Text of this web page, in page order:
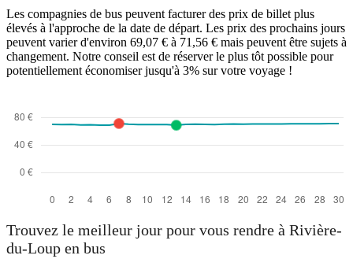
Les compagnies de bus peuvent facturer des prix de billet plus
élevés à l'approche de la date de départ. Les prix des prochains jours
peuvent varier d'environ 69,07 € à 71,56 € mais peuvent être sujets à
changement. Notre conseil est de réserver le plus tôt possible pour
potentiellement économiser jusqu'à 3% sur votre voyage !
Trouvez le meilleur jour pour vous rendre à Rivière-
du-Loup en bus